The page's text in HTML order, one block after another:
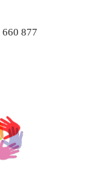
660 877